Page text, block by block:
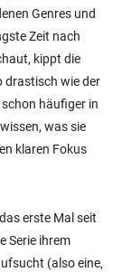
Genres und
Zeit nach
kippt die
drastisch wie der
häufiger in
was sie
klaren Fokus
erste Mal seit
Serie ihrem
(also eine,